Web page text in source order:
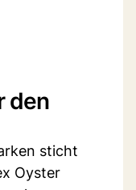
den
sticht
Oyster